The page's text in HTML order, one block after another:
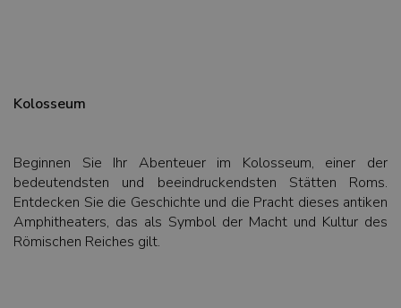
Kolosseum
Beginnen Sie Ihr Abenteuer im Kolosseum, einer der
bedeutendsten und beeindruckendsten Stätten Roms.
Entdecken Sie die Geschichte und die Pracht dieses antiken
Amphitheaters, das als Symbol der Macht und Kultur des
Römischen Reiches gilt.